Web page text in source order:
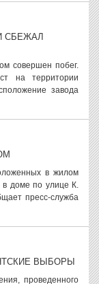
СБЕЖАЛ
совершен побег.
на территории
завода
в жилом
доме по улице К.
пресс-служба
ВЫБОРЫ
проведенного